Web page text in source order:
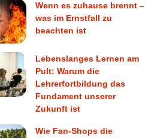
Wenn es zuhause brennt –
was im Ernstfall zu
beachten ist
Lebenslanges Lernen am
Pult: Warum die
Lehrerfortbildung das
Fundament unserer
Zukunft ist
Wie Fan-Shops die